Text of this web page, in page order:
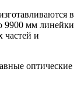
в
9900 мм линейки
частей и
оптические